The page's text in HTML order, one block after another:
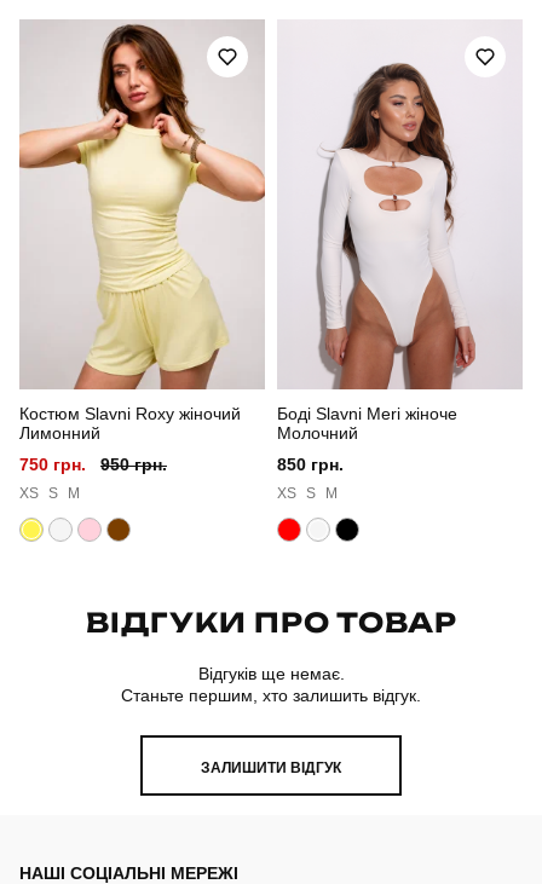
Призначення для повсякденного носіння
Стать
повсякденний
весна-осінь
Матеріал тринитка петля
Склад тканини 80% бавовна, 15% поліестер, 5% еластан
Країна - виробник
Костюм Slavni Roxy жіночий
Лимонний
750 грн.
950 грн.
XS S M
Боді Slavni Meri жіноче
Молочний
850 грн.
XS S M
ВІДГУКИ ПРО ТОВАР
Відгуків ще немає.
Станьте першим, хто залишить відгук.
ЗАЛИШИТИ ВІДГУК
НАШІ СОЦІАЛЬНІ МЕРЕЖІ